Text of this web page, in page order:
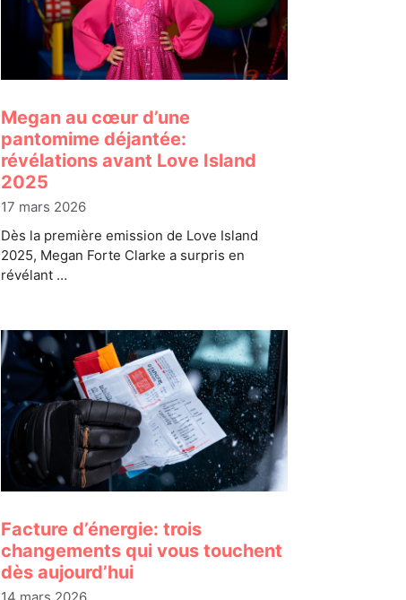
Megan au cœur d’une
pantomime déjantée:
révélations avant Love Island
2025
17 mars 2026
Dès la première emission de Love Island
2025, Megan Forte Clarke a surpris en
révélant …
Facture d’énergie: trois
changements qui vous touchent
dès aujourd’hui